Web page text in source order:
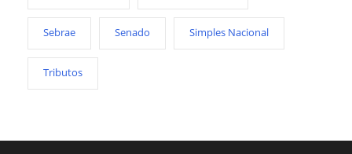
Sebrae Senado Simples Nacional
Tributos